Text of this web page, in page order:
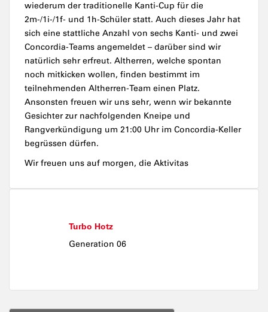
wiederum der traditionelle Kanti-Cup für die
2m-/1i-/1f- und 1h-Schüler statt. Auch dieses Jahr hat
sich eine stattliche Anzahl von sechs Kanti- und zwei
Concordia-Teams angemeldet – darüber sind wir
natürlich sehr erfreut. Altherren, welche spontan
noch mitkicken wollen, finden bestimmt im
teilnehmenden Altherren-Team einen Platz.
Ansonsten freuen wir uns sehr, wenn wir bekannte
Gesichter zur nachfolgenden Kneipe und
Rangverkündigung um 21:00 Uhr im Concordia-Keller
begrüssen dürfen.
Wir freuen uns auf morgen, die Aktivitas
Turbo Hotz
Generation 06